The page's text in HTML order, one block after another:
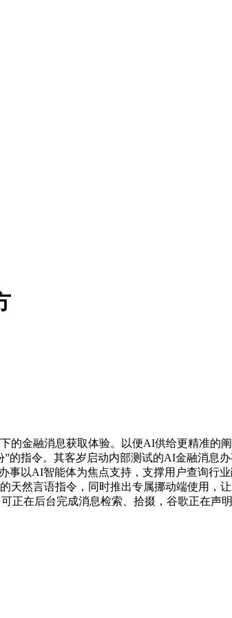
金融消息获取体验。以便AI供给更精准的
指令。其客岁启动内部测试的AI金融消息
以AI智能体为焦点支持，支撑用户查询行
然言语指令，同时推出专属挪动端使用，
在后台完成消息检索、拾掇，谷歌正在声